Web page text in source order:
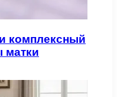
комплексный
матки